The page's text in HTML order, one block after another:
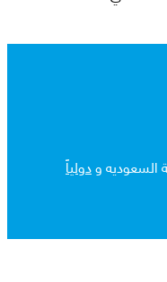
السعوديه ودولياً